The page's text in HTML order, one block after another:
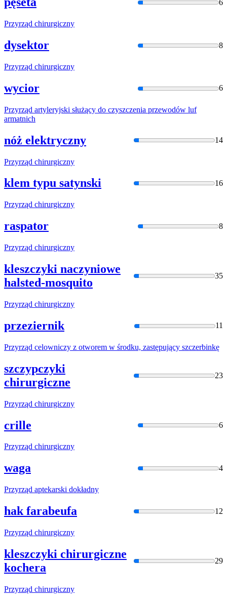
6
Przyrząd chirurgiczny
dysektor 8
Przyrząd chirurgiczny
wycior 6
Przyrząd artyleryjski służący do czyszczenia przewodów luf
armatnich
nóż elektryczny 14
Przyrząd chirurgiczny
klem typu satynski 16
Przyrząd chirurgiczny
raspator 8
Przyrząd chirurgiczny
kleszczyki naczyniowe
halsted-mosquito
35
Przyrząd chirurgiczny
przeziernik 11
Przyrząd celowniczy z otworem w środku, zastępujący szczerbinkę
szczypczyki
chirurgiczne
23
Przyrząd chirurgiczny
crille 6
Przyrząd chirurgiczny
waga 4
Przyrząd aptekarski dokładny
hak farabeufa 12
Przyrząd chirurgiczny
kleszczyki chirurgiczne
kochera
29
Przyrząd chirurgiczny